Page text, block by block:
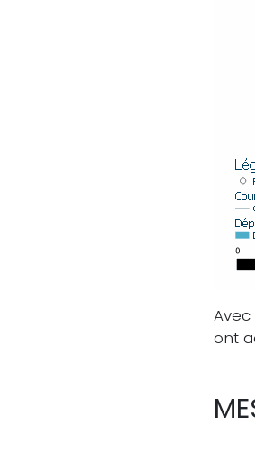
Avec
ont